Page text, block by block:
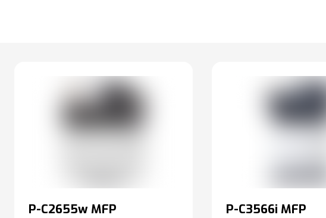
P-C2655w MFP P-C3566i MFP